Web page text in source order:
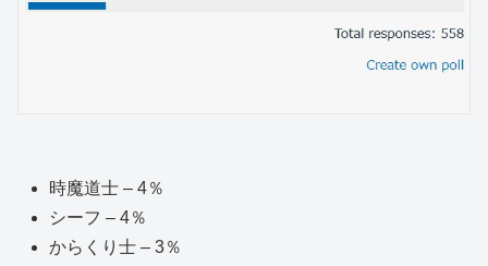
時魔道士 – 4％
シーフ – 4％
からくり士 – 3％